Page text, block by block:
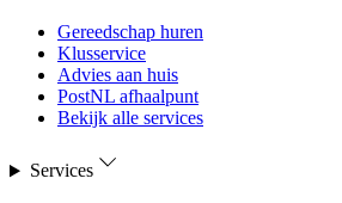
Gereedschap huren
Klusservice
Advies aan huis
PostNL afhaalpunt
Bekijk alle services
Services